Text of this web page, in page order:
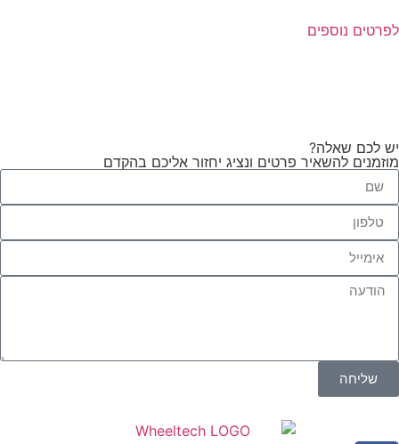
לפרטים נוספים
יש לכם שאלה?
מוזמנים להשאיר פרטים ונציג יחזור אליכם בהקדם
שליחה